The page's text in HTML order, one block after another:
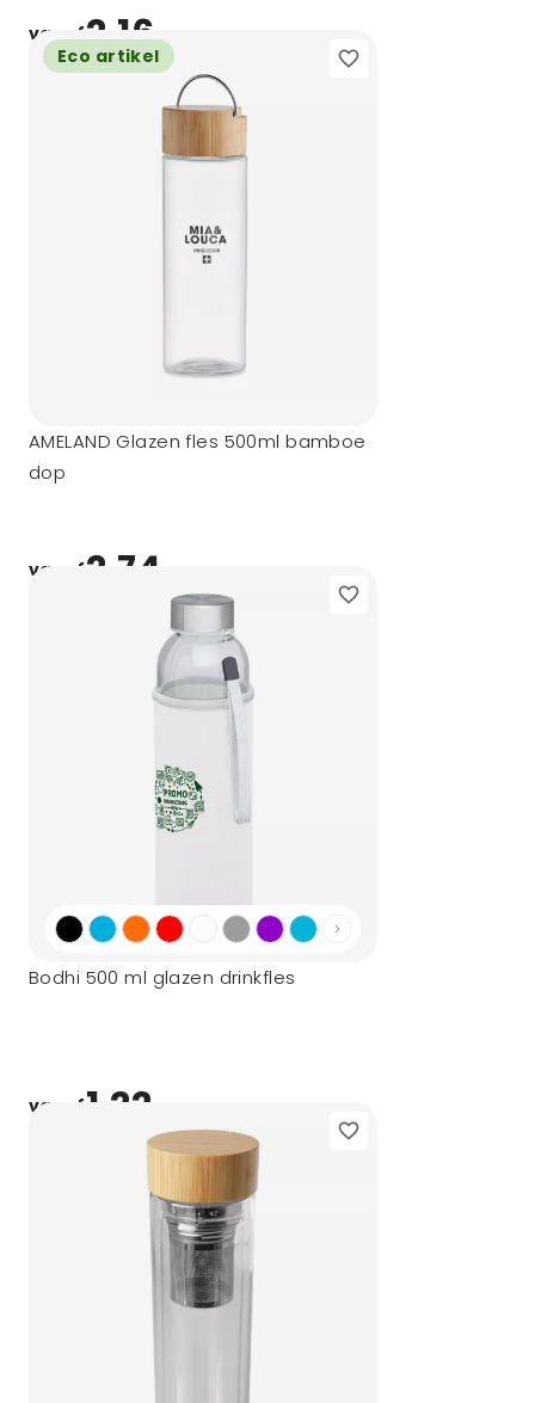
vanaf2,16
Eco artikel
AMELAND Glazen fles 500ml bamboe
dop
vanaf2,74
Bodhi 500 ml glazen drinkfles
vanaf1,22